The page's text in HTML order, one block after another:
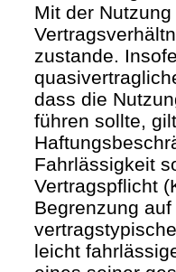
Mit der
zustande.
dass die
führen sollte,
Fahrlässigkeit
Vertragspflicht
Begrenzung
leicht